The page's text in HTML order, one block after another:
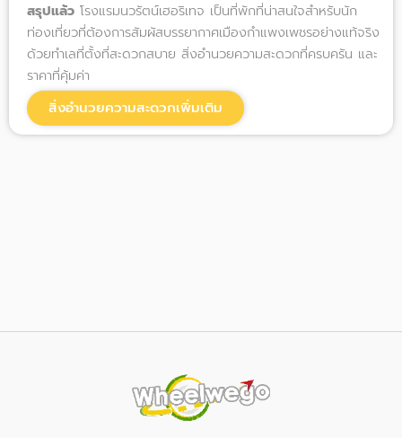
สรุปแล้ว โรงแรมนวรัตน์เฮอริเทจ เป็นที่พักที่น่าสนใจสำหรับนัก
ท่องเที่ยวที่ต้องการสัมผัสบรรยากาศเมืองกำแพงเพชรอย่างแท้จริง
ด้วยทำเลที่ตั้งที่สะดวกสบาย สิ่งอำนวยความสะดวกที่ครบครัน และ
ราคาที่คุ้มค่า
สิ่งอำนวยความสะดวกเพิ่มเติม